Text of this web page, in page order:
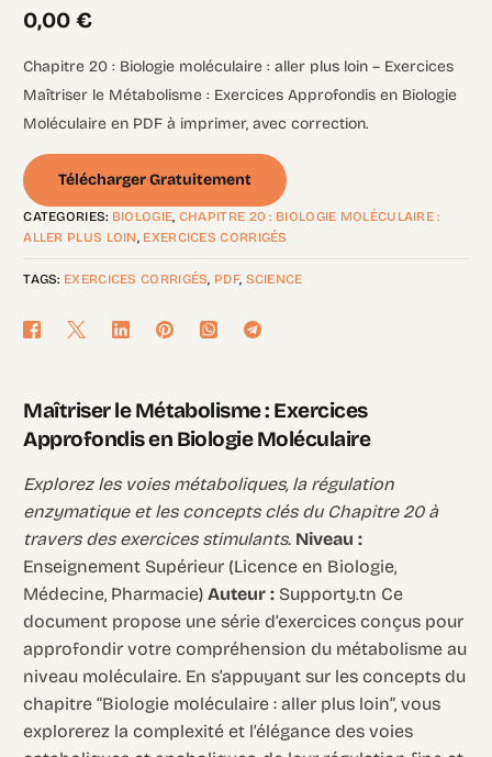
0,00€
Chapitre 20 : Biologie moléculaire : aller plus loin – Exercices
Maîtriser le Métabolisme : Exercices Approfondis en Biologie
Moléculaire en PDF à imprimer, avec correction.
Télécharger Gratuitement
CATEGORIES: BIOLOGIE, CHAPITRE 20 : BIOLOGIE MOLÉCULAIRE :
ALLER PLUS LOIN, EXERCICES CORRIGÉS
TAGS: EXERCICES CORRIGÉS, PDF, SCIENCE
Maîtriser le Métabolisme : Exercices
Approfondis en Biologie Moléculaire
Explorez les voies métaboliques, la régulation
enzymatique et les concepts clés du Chapitre 20 à
travers des exercices stimulants. Niveau :
Enseignement Supérieur (Licence en Biologie,
Médecine, Pharmacie)Auteur : Supporty.tn Ce
document propose une série d’exercices conçus pour
approfondir votre compréhension du métabolisme au
niveau moléculaire. En s’appuyant sur les concepts du
chapitre “Biologie moléculaire : aller plus loin”, vous
explorerez la complexité et l’élégance des voies